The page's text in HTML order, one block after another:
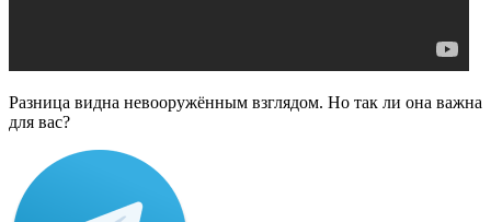
Разница видна невооружённым взглядом. Но так ли она важна
для вас?